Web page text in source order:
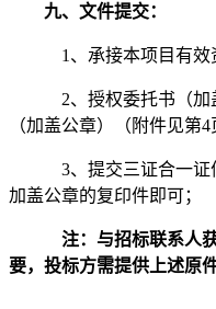
九、文件提交：
1、承接本项目有效
2、授权委托书（
（加盖公章）（附件见第4
3、提交三证合一
加盖公章的复印件即可；
注： 与招标联系人
要，投标方需提供上述原